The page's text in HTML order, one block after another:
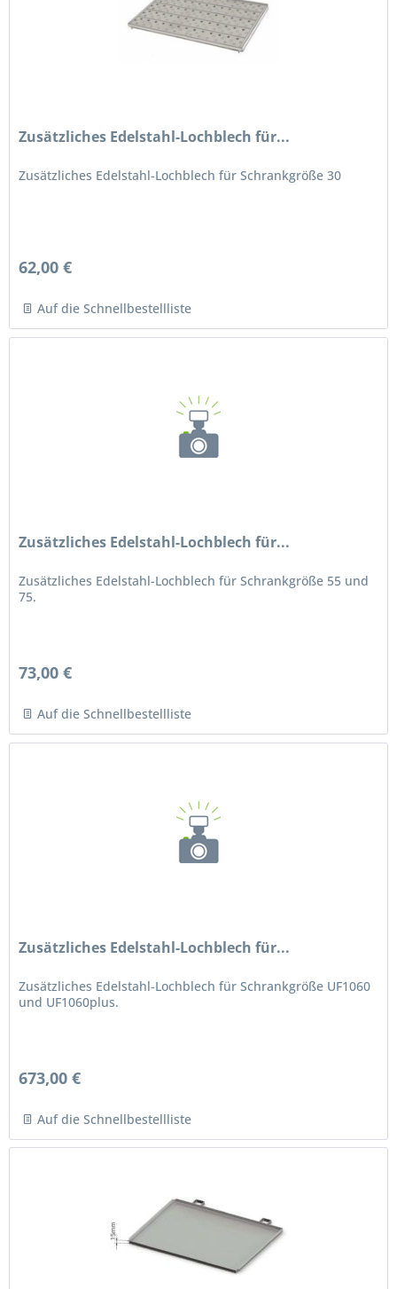
Zusätzliches Edelstahl-Lochblech für...
Zusätzliches Edelstahl-Lochblech für Schrankgröße 30
62,00 €
Auf die Schnellbestellliste
Zusätzliches Edelstahl-Lochblech für...
Zusätzliches Edelstahl-Lochblech für Schrankgröße 55 und
75.
73,00 €
Auf die Schnellbestellliste
Zusätzliches Edelstahl-Lochblech für...
Zusätzliches Edelstahl-Lochblech für Schrankgröße UF1060
und UF1060plus.
673,00 €
Auf die Schnellbestellliste